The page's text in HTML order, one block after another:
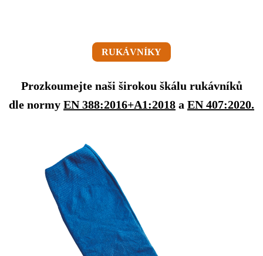
RUKÁVNÍKY
Prozkoumejte naši širokou škálu rukávníků
dle normy EN 388:2016+A1:2018 a EN 407:2020.